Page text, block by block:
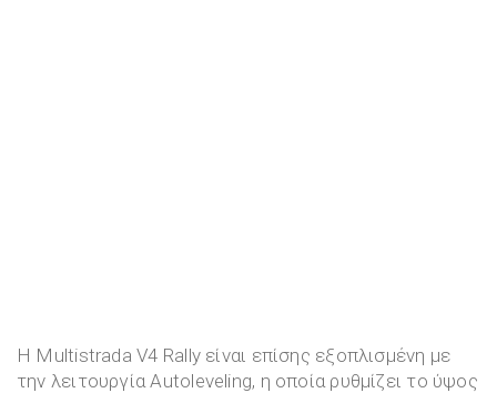
Η Multistrada V4 Rally είναι επίσης εξοπλισμένη με
την λειτουργία Autoleveling, η οποία ρυθμίζει το ύψος